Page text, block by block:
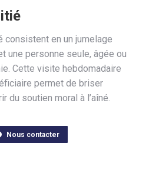
consistent en un jumelage
une personne seule, âgée ou
Cette visite hebdomadaire
permet de briser
du soutien moral à l’aîné.
Nous contacter